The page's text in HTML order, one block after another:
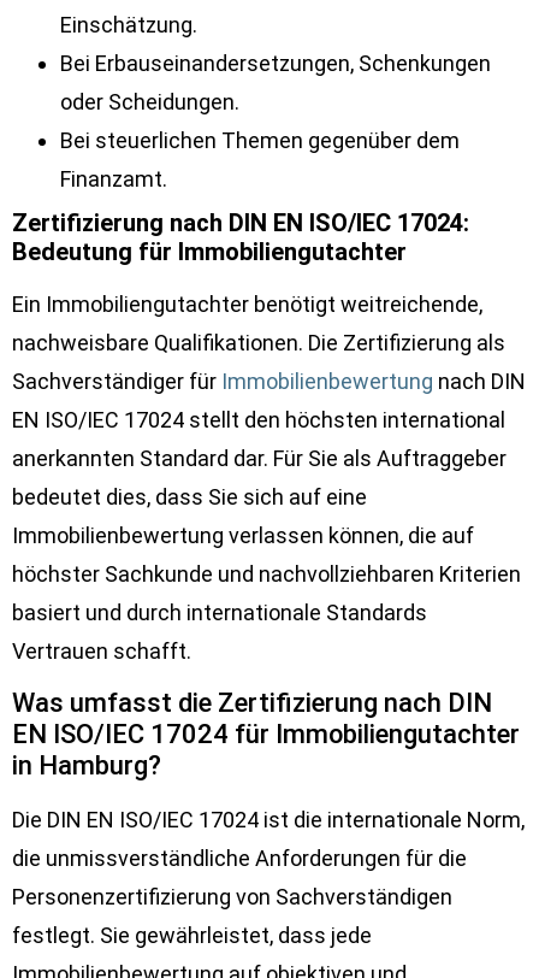
Einschätzung.
Bei Erbauseinandersetzungen, Schenkungen
oder Scheidungen.
Bei steuerlichen Themen gegenüber dem
Finanzamt.
Zertifizierung nach DIN EN ISO/IEC 17024:
Bedeutung für Immobiliengutachter
Ein Immobiliengutachter benötigt weitreichende,
nachweisbare Qualifikationen. Die Zertifizierung als
Sachverständiger für Immobilienbewertung nach DIN
EN ISO/IEC 17024 stellt den höchsten international
anerkannten Standard dar. Für Sie als Auftraggeber
bedeutet dies, dass Sie sich auf eine
Immobilienbewertung verlassen können, die auf
höchster Sachkunde und nachvollziehbaren Kriterien
basiert und durch internationale Standards
Vertrauen schafft.
Was umfasst die Zertifizierung nach DIN
EN ISO/IEC 17024 für Immobiliengutachter
in Hamburg?
Die DIN EN ISO/IEC 17024 ist die internationale Norm,
die unmissverständliche Anforderungen für die
Personenzertifizierung von Sachverständigen
festlegt. Sie gewährleistet, dass jede